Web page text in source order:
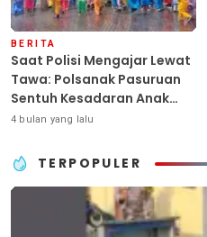
BERITA
Saat Polisi Mengajar Lewat
Tawa: Polsanak Pasuruan
Sentuh Kesadaran Anak
Sejak Dini
4 bulan yang lalu
TERPOPULER